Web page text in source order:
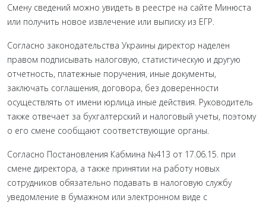
Смену сведений можно увидеть в реестре на сайте Минюста
или получить новое извлечение или выписку из ЕГР.
Согласно законодательства Украины директор наделен
правом подписывать налоговую, статистическую и другую
отчетность, платежные поручения, иные документы,
заключать соглашения, договора, без доверенности
осуществлять от имени юрлица иные действия. Руководитель
также отвечает за бухгалтерский и налоговый учеты, поэтому
о его смене сообщают соответствующие органы.
Согласно Постановления Кабмина №413 от 17.06.15. при
смене директора, а также принятии на работу новых
сотрудников обязательно подавать в налоговую службу
уведомление в бумажном или электронном виде с